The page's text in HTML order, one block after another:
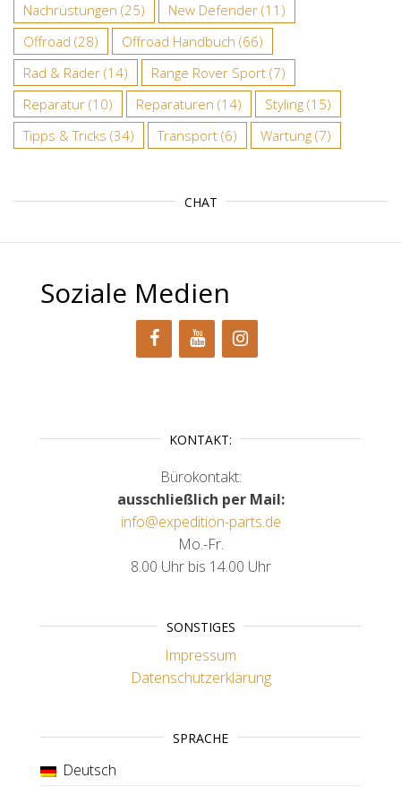
Nachrüstungen (25) New Defender (11)
Offroad (28) Offroad Handbuch (66)
Rad & Räder (14) Range Rover Sport (7)
Reparatur (10) Reparaturen (14) Styling (15)
Tipps & Tricks (34) Transport (6) Wartung (7)
CHAT
Soziale Medien
KONTAKT:
Bürokontakt:
ausschließlich per Mail:
info@expedition-parts.de
Mo.-Fr.
8.00 Uhr bis 14.00 Uhr
SONSTIGES
Impressum
Datenschutzerklärung
SPRACHE
Deutsch